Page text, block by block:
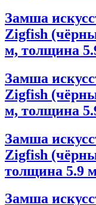
Замша
Zigfish
м, толщина
Замша
Zigfish
м, толщина
Замша
Zigfish
толщина 5.9
Замша